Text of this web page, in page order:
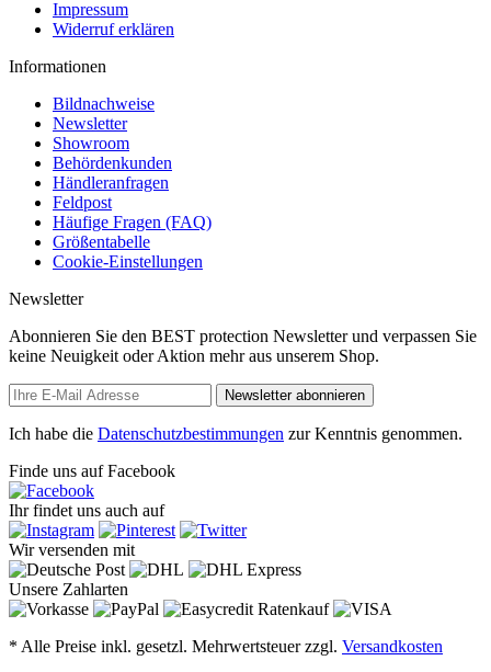
Impressum
Widerruf erklären
Informationen
Bildnachweise
Newsletter
Showroom
Behördenkunden
Händleranfragen
Feldpost
Häufige Fragen (FAQ)
Größentabelle
Cookie-Einstellungen
Newsletter
Abonnieren Sie den BEST protection Newsletter und verpassen Sie
keine Neuigkeit oder Aktion mehr aus unserem Shop.
Newsletter abonnieren
Ich habe die Datenschutzbestimmungen zur Kenntnis genommen.
Finde uns auf Facebook
Ihr findet uns auch auf
Wir versenden mit
Unsere Zahlarten
* Alle Preise inkl. gesetzl. Mehrwertsteuer zzgl. Versandkosten